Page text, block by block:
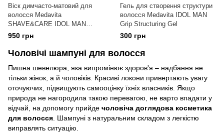
Віск димчасто-матовий для
волосся Medavita
SHAVE&CARE IDOL MAN
SMOKE
950 грн
Гель для створення структури
волосся Medavita IDOL MAN
Grip Structuring Gel
300 грн
Чоловічі шампуні для волосся
Пишна шевелюра, яка випромінює здоров'я – надбання не
тільки жінок, а й чоловіків. Красиві локони привертають увагу
оточуючих, підвищують самооцінку їхніх власників. Якщо
природа не нагородила такою перевагою, не варто впадати у
відчай, на допомогу прийде чоловіча доглядова косметика
для волосся. Шампуні з натуральним складом з легкістю
виправлять ситуацію.